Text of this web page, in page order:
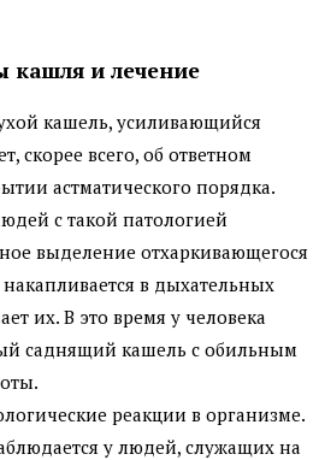
и лечение
кашель, усиливающийся
скорее всего, об ответном
астматического порядка.
с такой патологией
выделение отхаркивающегося
в дыхательных
их. В это время у человека
саднящий кашель с обильным
реакции в организме.
у людей, служащих на